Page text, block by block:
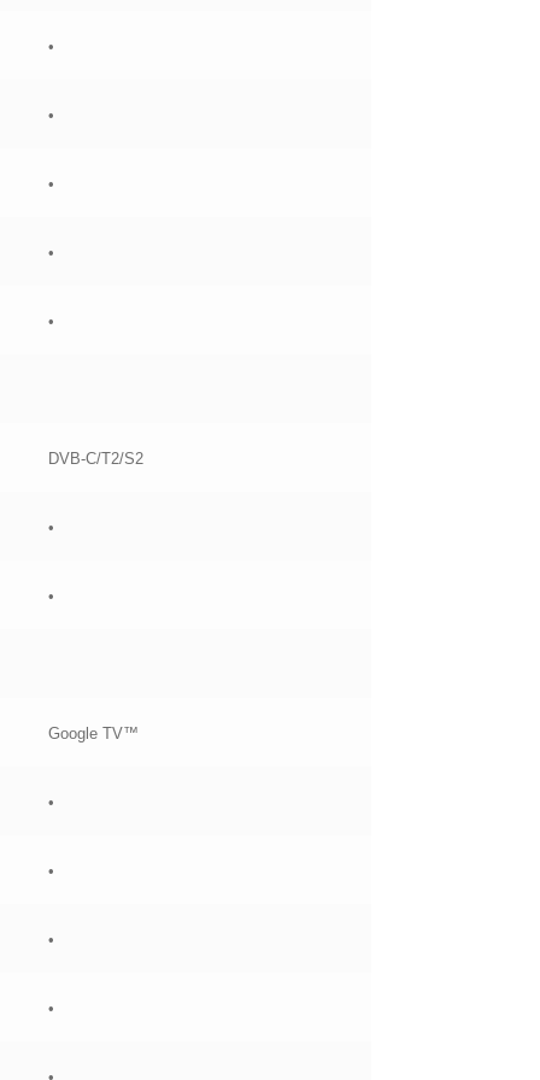
•
•
•
•
•
DVB-C/T2/S2
•
•
Google TV™
•
•
•
•